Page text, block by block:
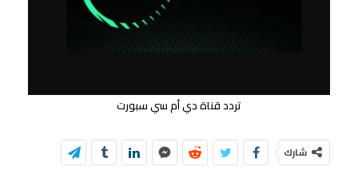
تردد قناة دي أم سي سبورت
شارك